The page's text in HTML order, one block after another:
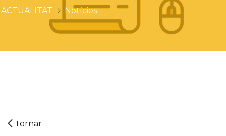
ACTUALITAT Notícies